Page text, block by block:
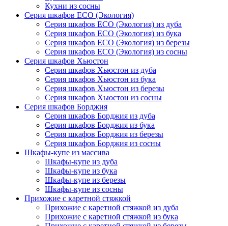
Кухни из сосны
Серия шкафов ECO (Экология)
Серия шкафов ECO (Экология) из дуба
Серия шкафов ECO (Экология) из бука
Серия шкафов ECO (Экология) из березы
Серия шкафов ECO (Экология) из сосны
Серия шкафов Хьюстон
Серия шкафов Хьюстон из дуба
Серия шкафов Хьюстон из бука
Серия шкафов Хьюстон из березы
Серия шкафов Хьюстон из сосны
Серия шкафов Борджия
Серия шкафов Борджия из дуба
Серия шкафов Борджия из бука
Серия шкафов Борджия из березы
Серия шкафов Борджия из сосны
Шкафы-купе из массива
Шкафы-купе из дуба
Шкафы-купе из бука
Шкафы-купе из березы
Шкафы-купе из сосны
Прихожие с каретной стяжкой
Прихожие с каретной стяжкой из дуба
Прихожие с каретной стяжкой из бука